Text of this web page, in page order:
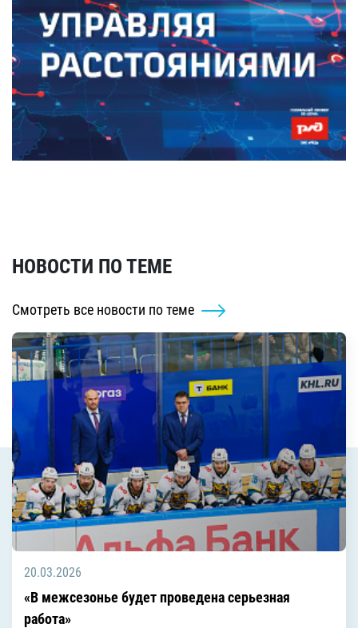
НОВОСТИ ПО ТЕМЕ
Смотреть все новости по теме
20.03.2026
«В межсезонье будет проведена серьезная
работа»